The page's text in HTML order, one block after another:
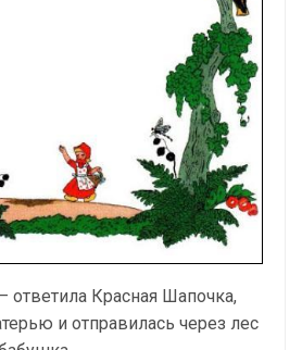
ответила Красная Шапочка,
и отправилась через лес